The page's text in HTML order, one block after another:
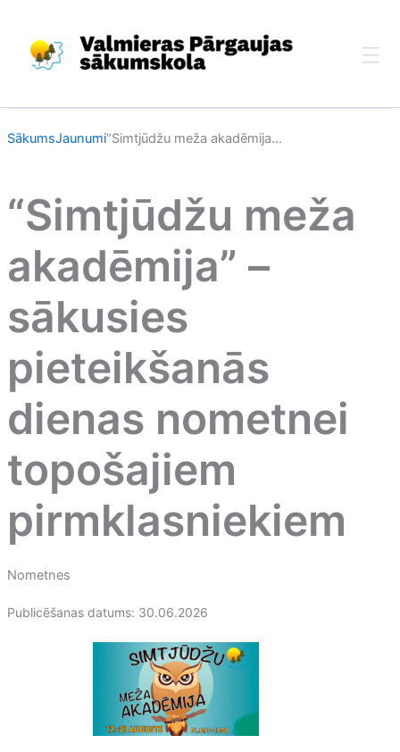
content
SākumsJaunumi“Simtjūdžu meža akadēmija...
“Simtjūdžu meža
akadēmija” –
sākusies
pieteikšanās
dienas nometnei
topošajiem
pirmklasniekiem
Nometnes
Publicēšanas datums: 30.06.2026